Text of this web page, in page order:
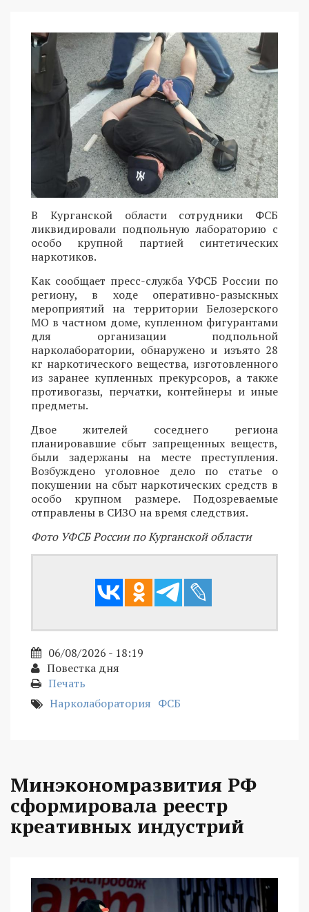
В Курганской области сотрудники ФСБ
ликвидировали подпольную лабораторию с
особо крупной партией синтетических
наркотиков.
Как сообщает пресс-служба УФСБ России по
региону, в ходе оперативно-разыскных
мероприятий на территории Белозерского
МО в частном доме, купленном фигурантами
для организации подпольной
нарколаборатории, обнаружено и изъято 28
кг наркотического вещества, изготовленного
из заранее купленных прекурсоров, а также
противогазы, перчатки, контейнеры и иные
предметы.
Двое жителей соседнего региона
планировавшие сбыт запрещенных веществ,
были задержаны на месте преступления.
Возбуждено уголовное дело по статье о
покушении на сбыт наркотических средств в
особо крупном размере. Подозреваемые
отправлены в СИЗО на время следствия.
Фото УФСБ России по Курганской области
06/08/2026 - 18:19
Повестка дня
Печать
Нарколаборатория ФСБ
Минэкономразвития РФ
сформировала реестр
креативных индустрий